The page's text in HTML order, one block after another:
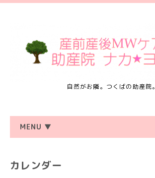
自然がお隣。つくばの助産院。
MENU ▼
カレンダー